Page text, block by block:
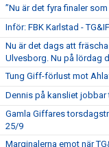
”Nu är det fyra finaler som
Inför: FBK Karlstad - TG&IF
Nu är det dags att
Ulvesborg. Nu på lördag
Tung Giff-förlust mot
Dennis på kansliet
Gamla Giffares
25/9
Marginalerna emot när